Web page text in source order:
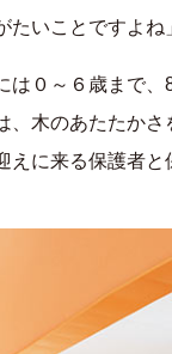
たいことですよね
は０～６歳まで、
、木のあたたか
えに来る保護者と